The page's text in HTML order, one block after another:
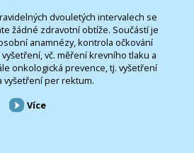
dvouletých intervalech se
žádné zdravotní obtíže. Součástí je
anamnézy, kontrola očkování
vč. měření krevního tlaku a
onkologická prevence, tj. vyšetření
vyšetření per rektum.
Více